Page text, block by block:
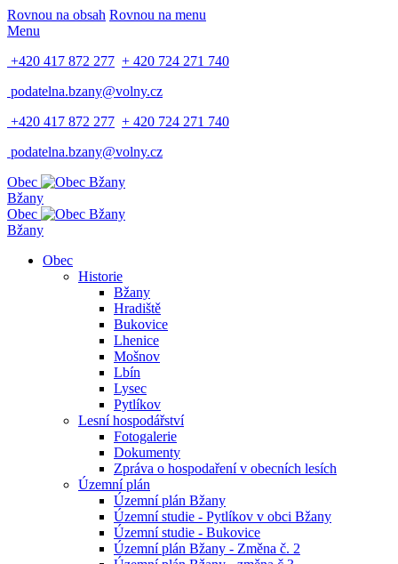
Rovnou na obsah Rovnou na menu
Menu
+420 417 872 277 + 420 724 271 740
podatelna.bzany@volny.cz
+420 417 872 277 + 420 724 271 740
podatelna.bzany@volny.cz
Obec
Bžany
Obec
Bžany
Obec
Historie
Bžany
Hradiště
Bukovice
Lhenice
Mošnov
Lbín
Lysec
Pytlíkov
Lesní hospodářství
Fotogalerie
Dokumenty
Zpráva o hospodaření v obecních lesích
Územní plán
Územní plán Bžany
Územní studie - Pytlíkov v obci Bžany
Územní studie - Bukovice
Územní plán Bžany - Změna č. 2